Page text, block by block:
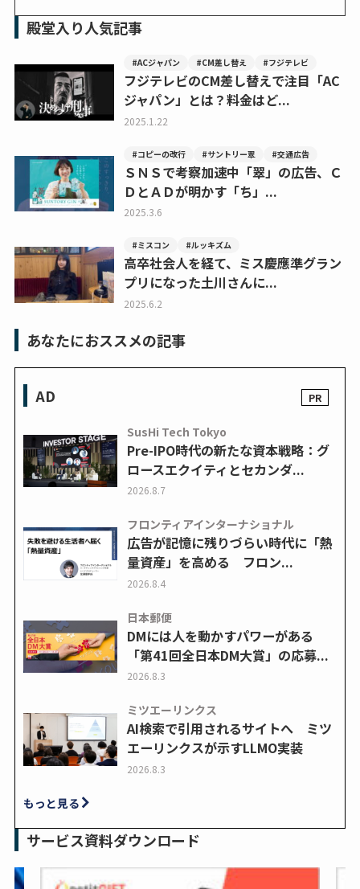
殿堂入り人気記事
#ACジャパン #CM差し替え #フジテレビ
フジテレビのCM差し替えで注目「AC
ジャパン」とは？料金はど...
2025.1.22
#コピーの改行 #サントリー翠 #交通広告
ＳＮＳで考察加速中「翠」の広告、Ｃ
ＤとＡＤが明かす「ち」...
2025.3.6
#ミスコン #ルッキズム
高卒社会人を経て、ミス慶應準グラン
プリになった土川さんに...
2025.6.2
あなたにおススメの記事
AD
SusHi Tech Tokyo
Pre-IPO時代の新たな資本戦略：グ
ロースエクイティとセカンダ...
2026.8.7
フロンティアインターナショナル
広告が記憶に残りづらい時代に「熱
量資産」を高める フロン...
2026.8.4
日本郵便
DMには人を動かすパワーがある
「第41回全日本DM大賞」の応募...
2026.8.3
ミツエーリンクス
AI検索で引用されるサイトへ ミツ
エーリンクスが示すLLMO実装
2026.8.3
もっと見る
サービス資料ダウンロード